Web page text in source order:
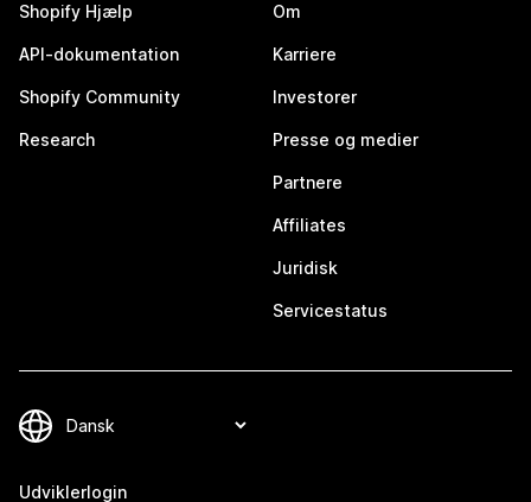
Shopify Hjælp
API-dokumentation
Shopify Community
Research
Om
Karriere
Investorer
Presse og medier
Partnere
Affiliates
Juridisk
Servicestatus
Udviklerlogin